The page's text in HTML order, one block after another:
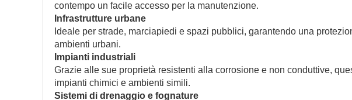
contempo un facile accesso per la manutenzione.
Infrastrutture urbane
Ideale per strade, marciapiedi e spazi pubblici, garantendo una
ambienti urbani.
Impianti industriali
Grazie alle sue proprietà resistenti alla corrosione e non conduttive,
impianti chimici e ambienti simili.
Sistemi di drenaggio e fognature